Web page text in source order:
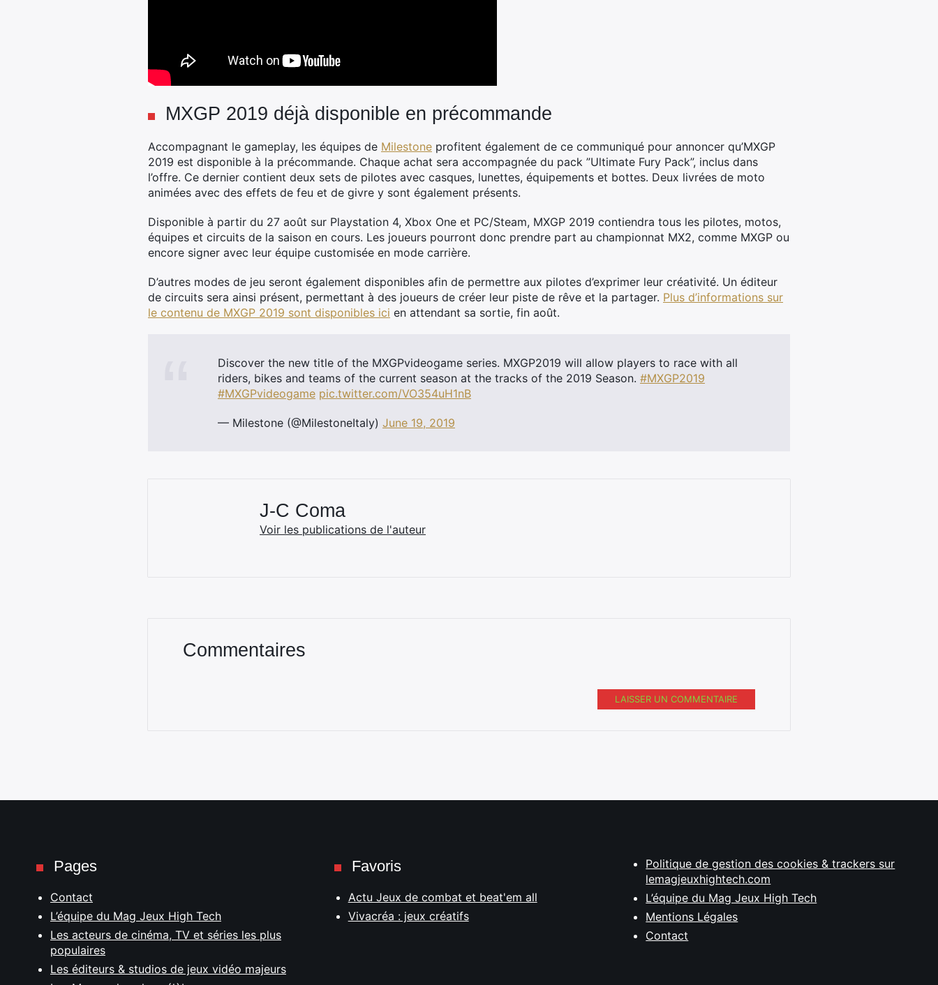
MXGP 2019 déjà disponible en précommande
Accompagnant le gameplay, les équipes de Milestone profitent également de ce communiqué pour annoncer qu’MXGP
2019 est disponible à la précommande. Chaque achat sera accompagnée du pack ”Ultimate Fury Pack”, inclus dans
l’offre. Ce dernier contient deux sets de pilotes avec casques, lunettes, équipements et bottes. Deux livrées de moto
animées avec des effets de feu et de givre y sont également présents.
Disponible à partir du 27 août sur Playstation 4, Xbox One et PC/Steam, MXGP 2019 contiendra tous les pilotes, motos,
équipes et circuits de la saison en cours. Les joueurs pourront donc prendre part au championnat MX2, comme MXGP ou
encore signer avec leur équipe customisée en mode carrière.
D’autres modes de jeu seront également disponibles afin de permettre aux pilotes d’exprimer leur créativité. Un éditeur
de circuits sera ainsi présent, permettant à des joueurs de créer leur piste de rêve et la partager. Plus d’informations sur
le contenu de MXGP 2019 sont disponibles ici en attendant sa sortie, fin août.
Discover the new title of the MXGPvideogame series. MXGP2019 will allow players to race with all
riders, bikes and teams of the current season at the tracks of the 2019 Season. #MXGP2019
#MXGPvideogame pic.twitter.com/VO354uH1nB
— Milestone (@MilestoneItaly) June 19, 2019
J-C Coma
Voir les publications de l'auteur
Commentaires
LAISSER UN COMMENTAIRE
Pages
Contact
L’équipe du Mag Jeux High Tech
Les acteurs de cinéma, TV et séries les plus
populaires
Les éditeurs & studios de jeux vidéo majeurs
Favoris
Actu Jeux de combat et beat'em all
Vivacréa : jeux créatifs
Politique de gestion des cookies & trackers sur
lemagjeuxhightech.com
L’équipe du Mag Jeux High Tech
Mentions Légales
Contact